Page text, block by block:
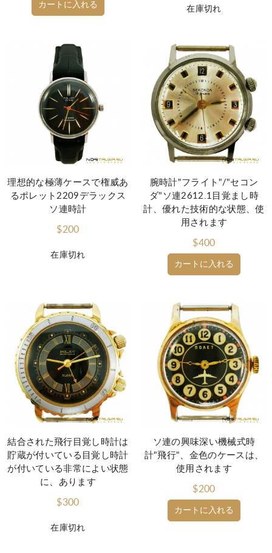
カートに入れる 在庫切れ
在庫切れ
理想的な極薄ケースで権威あ
るポレット2209デラックス
ソ連時計
$200
カートに入れる
腕時計"フライト"/"セコン
ダ"ソ連2612.1目覚まし時
計、優れた技術的な状態、使
用されます
$400
在庫切れ
結合された飛行目覚し時計は
貯蔵が付いている目覚し時計
が付いている非常によい状態
に、あります
$300
カートに入れる
ソ連の興味深い機械式時
計"飛行"、金色のケースは、
使用されます
$200